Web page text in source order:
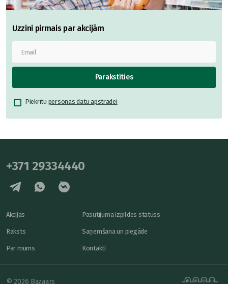
Uzzini pirmais par akcijām
Parakstīties
Piekrītu personas datu apstrādei
+371 29334440
Akcijas
Raksts
Par mums
Pasūtījuma izpildes statuss
Saņemšana un piegāde
Kontakti
© 2026 Bazaars